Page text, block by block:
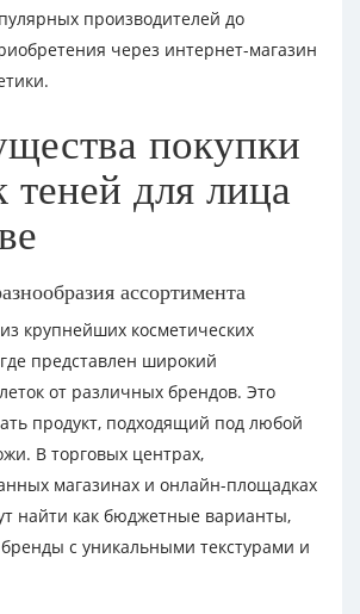
производителей до
через интернет-магазин
покупки
теней для лица
ассортимента
крупнейших косметических
представлен широкий
от различных брендов. Это
продукт, подходящий под любой
В торговых центрах,
магазинах и онлайн-площадках
найти как бюджетные варианты,
с уникальными текстурами и